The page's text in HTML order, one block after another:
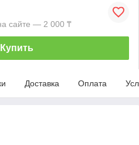
сайте — 2 000 ₸
Купить
Доставка Оплата